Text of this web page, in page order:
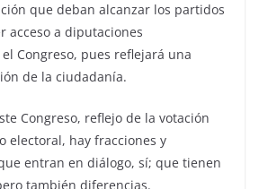
que deban alcanzar los partidos
acceso a diputaciones
Congreso, pues reflejará una
de la ciudadanía.
Congreso, reflejo de la votación
electoral, hay fracciones y
entran en diálogo, sí; que tienen
también diferencias.